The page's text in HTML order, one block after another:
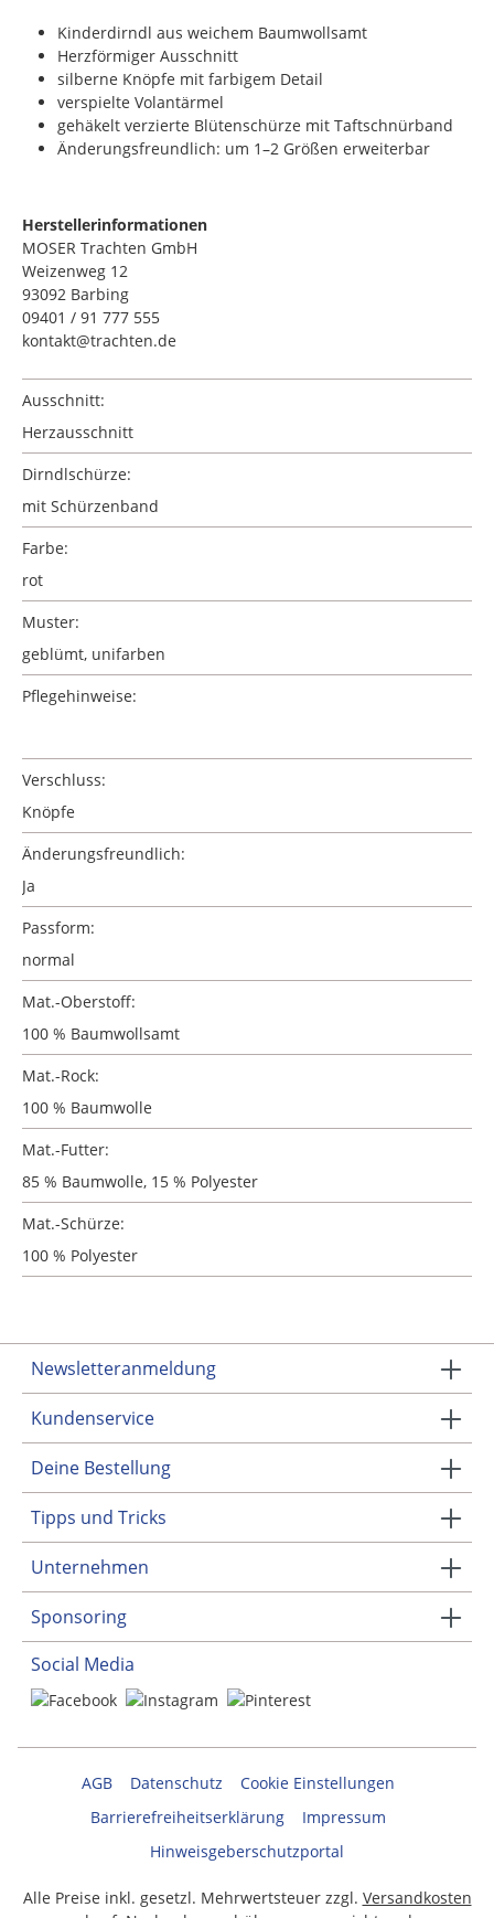
Kinderdirndl aus weichem Baumwollsamt
Herzförmiger Ausschnitt
silberne Knöpfe mit farbigem Detail
verspielte Volantärmel
gehäkelt verzierte Blütenschürze mit Taftschnürband
Änderungsfreundlich: um 1–2 Größen erweiterbar
Herstellerinformationen
MOSER Trachten GmbH
Weizenweg 12
93092 Barbing
09401 / 91 777 555
kontakt@trachten.de
Ausschnitt:
Herzausschnitt
Dirndlschürze:
mit Schürzenband
Farbe:
rot
Muster:
geblümt, unifarben
Pflegehinweise:
Verschluss:
Knöpfe
Änderungsfreundlich:
Ja
Passform:
normal
Mat.-Oberstoff:
100 % Baumwollsamt
Mat.-Rock:
100 % Baumwolle
Mat.-Futter:
85 % Baumwolle, 15 % Polyester
Mat.-Schürze:
100 % Polyester
Newsletteranmeldung
Kundenservice
Deine Bestellung
Tipps und Tricks
Unternehmen
Sponsoring
Social Media
AGB Datenschutz
Cookie Einstellungen
Barrierefreiheitserklärung
Impressum
Hinweisgeberschutzportal
Alle Preise inkl. gesetzl. Mehrwertsteuer zzgl. Versandkosten